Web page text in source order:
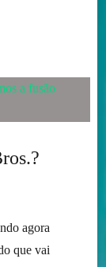
agora
que vai